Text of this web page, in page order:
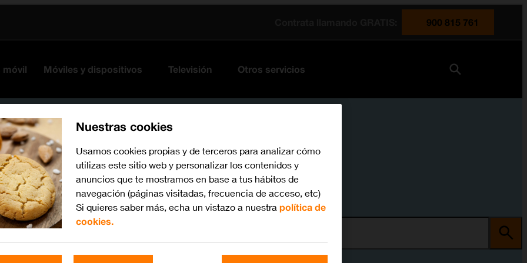
900 815 761
móvil Móviles y dispositivos Televisión Otros servicios
Nuestras cookies
Usamos cookies propias y de terceros para analizar cómo
utilizas este sitio web y personalizar los contenidos y
anuncios que te mostramos en base a tus hábitos de
navegación (páginas visitadas, frecuencia de acceso, etc)
Si quieres saber más, echa un vistazo a nuestra política de
cookies.